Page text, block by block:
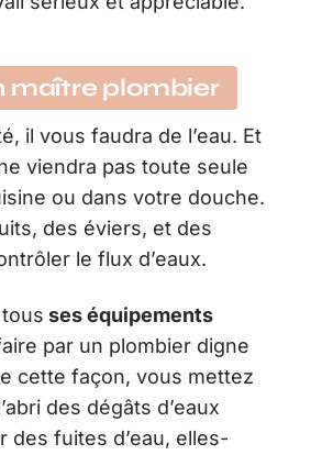
maître plombier
il vous faudra de l’eau. Et
viendra pas toute seule
ou dans votre douche.
des éviers, et des
le flux d’eaux.
tous ses équipements
par un plombier digne
cette façon, vous mettez
des dégâts d’eaux
des fuites d’eau, elles-